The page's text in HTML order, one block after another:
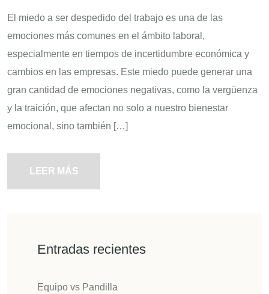
El miedo a ser despedido del trabajo es una de las
emociones más comunes en el ámbito laboral,
especialmente en tiempos de incertidumbre económica y
cambios en las empresas. Este miedo puede generar una
gran cantidad de emociones negativas, como la vergüenza
y la traición, que afectan no solo a nuestro bienestar
emocional, sino también […]
LEER MÁS
Entradas recientes
Equipo vs Pandilla